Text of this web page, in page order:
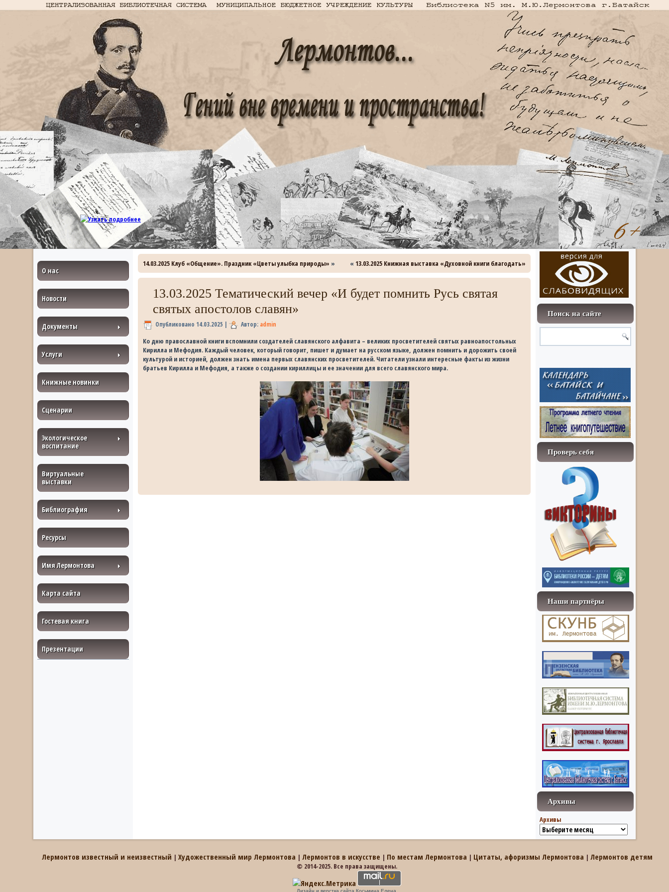
О нас
Новости
Документы
Услуги
Книжные новинки
Сценарии
Экологическое
воспитание
Виртуальные
выставки
Библиография
Ресурсы
Имя Лермонтова
Карта сайта
Гостевая книга
Презентации
14.03.2025 Клуб «Общение». Праздник «Цветы улыбка природы» » « 13.03.2025 Книжная выставка «Духовной книги благодать»
13.03.2025 Тематический вечер «И будет помнить Русь святая
святых апостолов славян»
Опубликовано 14.03.2025 | Автор: admin
Ко дню православной книги вспомнили создателей славянского алфавита – великих просветителей святых равноапостольных
Кирилла и Мефодия. Каждый человек, который говорит, пишет и думает на русском языке, должен помнить и дорожить своей
культурой и историей, должен знать имена первых славянских просветителей. Читатели узнали интересные факты из жизни
братьев Кирилла и Мефодия, а также о создании кириллицы и ее значении для всего славянского мира.
Поиск на сайте
Проверь себя
Наши партнёры
Архивы
Архивы
Лермонтов известный и неизвестный | Художественный мир Лермонтова | Лермонтов в искусстве | По местам Лермонтова | Цитаты, афоризмы Лермонтова | Лермонтов детям
© 2014-2025. Все права защищены.
Дизайн и верстка сайта Косьмина Елена.